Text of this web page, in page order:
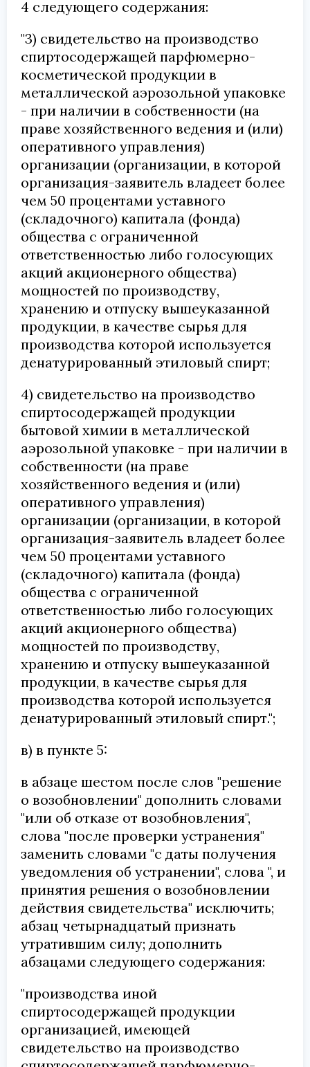
4 следующего содержания:
"3) свидетельство на производство
спиртосодержащей парфюмерно-
косметической продукции в
металлической аэрозольной упаковке
- при наличии в собственности (на
праве хозяйственного ведения и (или)
оперативного управления)
организации (организации, в которой
организация-заявитель владеет более
чем 50 процентами уставного
(складочного) капитала (фонда)
общества с ограниченной
ответственностью либо голосующих
акций акционерного общества)
мощностей по производству,
хранению и отпуску вышеуказанной
продукции, в качестве сырья для
производства которой используется
денатурированный этиловый спирт;
4) свидетельство на производство
спиртосодержащей продукции
бытовой химии в металлической
аэрозольной упаковке - при наличии в
собственности (на праве
хозяйственного ведения и (или)
оперативного управления)
организации (организации, в которой
организация-заявитель владеет более
чем 50 процентами уставного
(складочного) капитала (фонда)
общества с ограниченной
ответственностью либо голосующих
акций акционерного общества)
мощностей по производству,
хранению и отпуску вышеуказанной
продукции, в качестве сырья для
производства которой используется
денатурированный этиловый спирт.";
в) в пункте 5:
в абзаце шестом после слов "решение
о возобновлении" дополнить словами
"или об отказе от возобновления",
слова "после проверки устранения"
заменить словами "с даты получения
уведомления об устранении", слова ", и
принятия решения о возобновлении
действия свидетельства" исключить;
абзац четырнадцатый признать
утратившим силу; дополнить
абзацами следующего содержания:
"производства иной
спиртосодержащей продукции
организацией, имеющей
свидетельство на производство